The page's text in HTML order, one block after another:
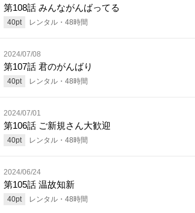
第108話 みんながんばってる
40pt レンタル・ 48時間
2024/07/08
第107話 君のがんばり
40pt レンタル・ 48時間
2024/07/01
第106話 ご新規さん大歓迎
40pt レンタル・ 48時間
2024/06/24
第105話 温故知新
40pt レンタル・ 48時間